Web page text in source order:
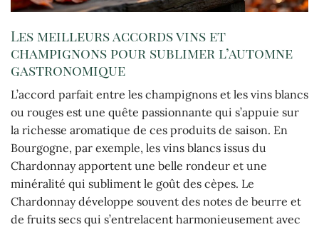
Les meilleurs accords vins et
champignons pour sublimer l’automne
gastronomique
L’accord parfait entre les champignons et les vins blancs
ou rouges est une quête passionnante qui s’appuie sur
la richesse aromatique de ces produits de saison. En
Bourgogne, par exemple, les vins blancs issus du
Chardonnay apportent une belle rondeur et une
minéralité qui subliment le goût des cèpes. Le
Chardonnay développe souvent des notes de beurre et
de fruits secs qui s’entrelacent harmonieusement avec